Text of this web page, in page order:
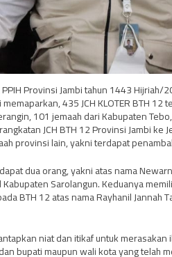
Provinsi Jambi tahun 1443
435 JCH KLOTER BTH
101 jemaah dari Kabupaten
JCH BTH 12 Provinsi Jambi ke
provinsi lain, yakni terdapat
dua orang, yakni atas nama
Sarolangun. Keduanya
BTH 12 atas nama Rayhanil Jannah
niat dan itikaf untuk merasakan
bupati maupun wali kota yang telah